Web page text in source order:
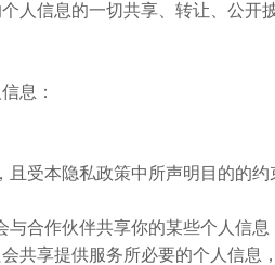
人信息的一切共享、转让、公开
息：
受本隐私政策中所声明目的的约
合作伙伴共享你的某些个人信息
共享提供服务所必要的个人信息